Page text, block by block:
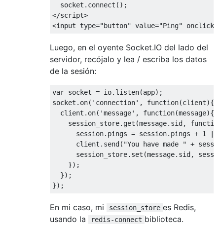
  socket
. connect ();
</script>
<input type="button" value="Ping" onclick
Luego, en el oyente Socket.IO del lado del
servidor, recójalo y lea / escriba los datos
de la sesión:
var socket = io. listen(app);
socket . on( 'connection' , function(client){
  client
. on( 'message' , function(message){
    session_store
. get (message. sid,
      session
. pings = session. pings + 1
||
      client
. send( "You have made " +
      session_store
. set (message. sid,
});
});
});
En mi caso, mi session_store es Redis,
usando la
redis-connect biblioteca.